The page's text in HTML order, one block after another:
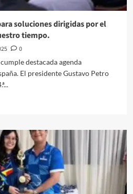
soluciones dirigidas por el
tiempo.
0
destacada agenda
El presidente Gustavo Petro